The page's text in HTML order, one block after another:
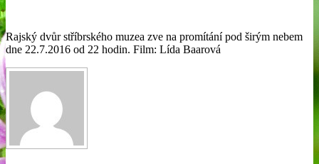
Rajský dvůr stříbrského muzea zve na promítání pod širým nebem
dne 22.7.2016 od 22 hodin. Film: Lída Baarová